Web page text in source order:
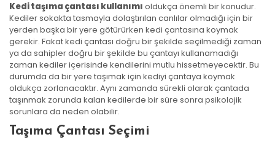
Kedi taşıma çantası kullanımı oldukça önemli bir konudur.
Kediler sokakta tasmayla dolaştırılan canlılar olmadığı için bir
yerden başka bir yere götürürken kedi çantasına koymak
gerekir. Fakat kedi çantası doğru bir şekilde seçilmediği zaman
ya da sahipler doğru bir şekilde bu çantayı kullanamadığı
zaman kediler içerisinde kendilerini mutlu hissetmeyecektir. Bu
durumda da bir yere taşımak için kediyi çantaya koymak
oldukça zorlanacaktır. Aynı zamanda sürekli olarak çantada
taşınmak zorunda kalan kedilerde bir süre sonra psikolojik
sorunlara da neden olabilir.
Taşıma Çantası Seçimi